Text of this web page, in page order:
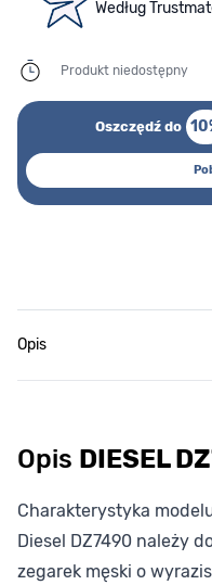
Według
Produkt niedostępny
Oszczędź do
Opis
Opis DIESEL
Charakterystyka
Diesel DZ7490 należy
zegarek męski o